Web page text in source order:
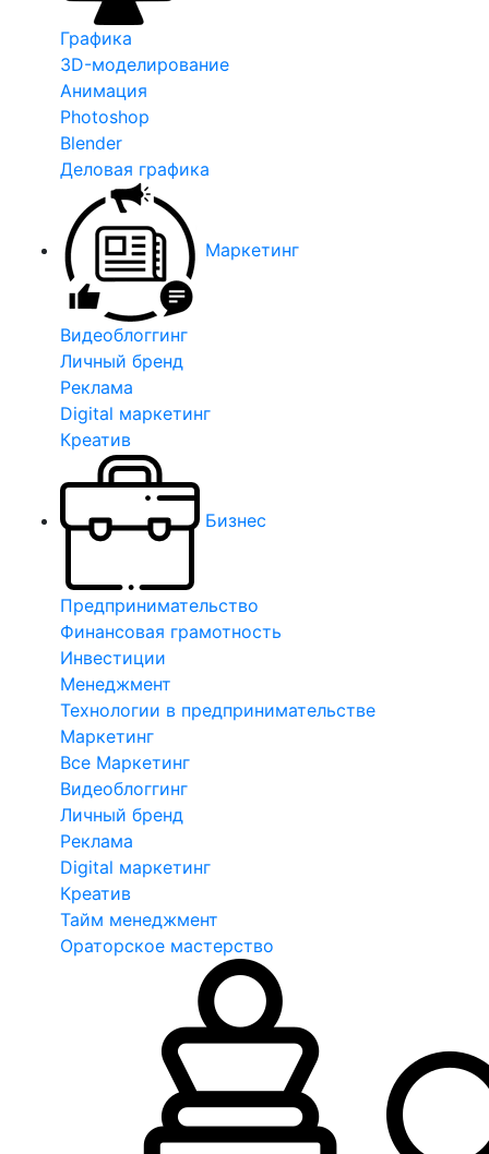
Графика
3D-моделирование
Анимация
Photoshop
Blender
Деловая графика
Маркетинг
Видеоблоггинг
Личный бренд
Реклама
Digital маркетинг
Креатив
Бизнес
Предпринимательство
Финансовая грамотность
Инвестиции
Менеджмент
Технологии в предпринимательстве
Маркетинг
Все Маркетинг
Видеоблоггинг
Личный бренд
Реклама
Digital маркетинг
Креатив
Тайм менеджмент
Ораторское мастерство